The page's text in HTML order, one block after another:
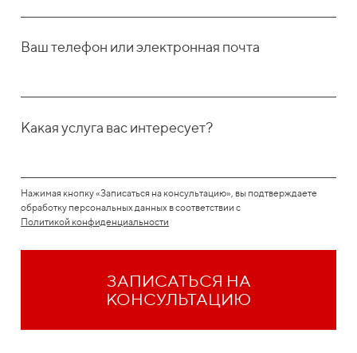
Ваш телефон или электронная почта
Какая услуга вас интересует?
Нажимая кнопку «Записаться на консультацию», вы подтверждаете
обработку персональных данных в соответствии с
Политикой конфиденциальности
ЗАПИСАТЬСЯ НА
КОНСУЛЬТАЦИЮ